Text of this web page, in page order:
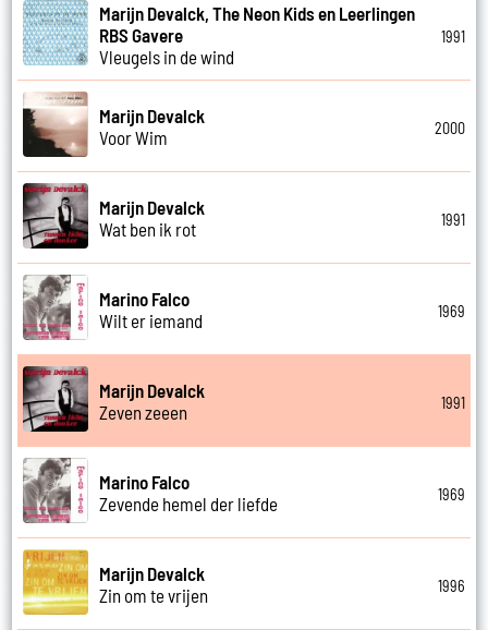
Marijn Devalck, The Neon Kids en Leerlingen
RBS Gavere
Vleugels in de wind
1991
Marijn Devalck
Voor Wim
2000
Marijn Devalck
Wat ben ik rot
1991
Marino Falco
Wilt er iemand
1969
Marijn Devalck
Zeven zeeen
1991
Marino Falco
Zevende hemel der liefde
1969
Marijn Devalck
Zin om te vrijen
1996